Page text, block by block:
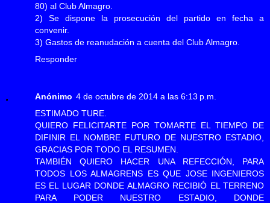
80) al Club Almagro.
2) Se dispone la prosecución del partido en fecha a
convenir.
3) Gastos de reanudación a cuenta del Club Almagro.
Responder
Anónimo 4 de octubre de 2014 a las 6:13 p.m.
ESTIMADO TURE.
QUIERO FELICITARTE POR TOMARTE EL TIEMPO DE
DIFINIR EL NOMBRE FUTURO DE NUESTRO ESTADIO,
GRACIAS POR TODO EL RESUMEN.
TAMBIÉN QUIERO HACER UNA REFECCIÓN, PARA
TODOS LOS ALMAGRENS ES QUE JOSE INGENIEROS
ES EL LUGAR DONDE ALMAGRO RECIBIÓ EL TERRENO
PARA PODER NUESTRO ESTADIO, DONDE